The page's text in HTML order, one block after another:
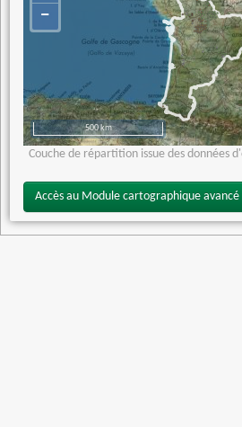
−
500 km
Couche de répartition issue des données
Accès au Module cartographique avancé